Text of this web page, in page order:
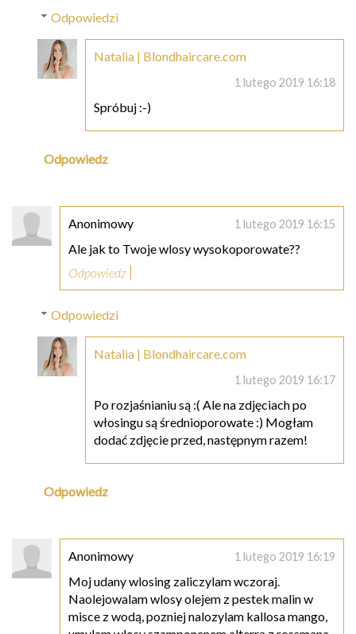
Odpowiedzi
Natalia | Blondhaircare.com
1 lutego 2019 16:18
Spróbuj :-)
Odpowiedz
Anonimowy 1 lutego 2019 16:15
Ale jak to Twoje wlosy wysokoporowate??
Odpowiedz
Odpowiedzi
Natalia | Blondhaircare.com
1 lutego 2019 16:17
Po rozjaśnianiu są :( Ale na zdjęciach po
włosingu są średnioporowate :) Mogłam
dodać zdjęcie przed, następnym razem!
Odpowiedz
Anonimowy 1 lutego 2019 16:19
Moj udany wlosing zaliczylam wczoraj.
Naolejowalam wlosy olejem z pestek malin w
misce z wodą, pozniej nalozylam kallosa mango,